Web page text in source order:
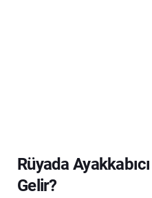
Rüyada
Gelir?